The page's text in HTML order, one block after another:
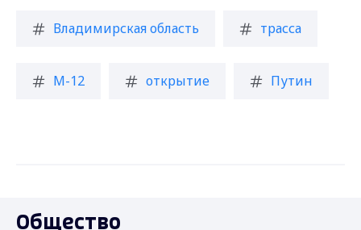
Владимирская область трасса
М-12 открытие Путин
Общество